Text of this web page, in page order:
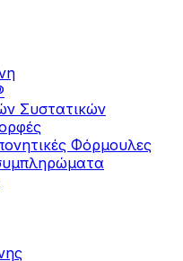
Συστατικών
Φόρμουλες